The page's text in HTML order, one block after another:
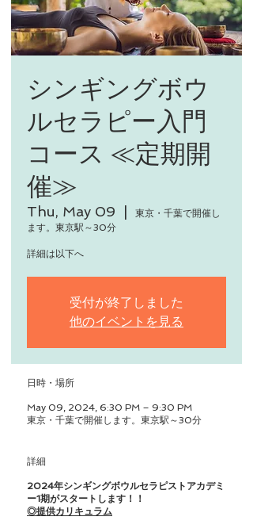
シンギングボウ
ルセラピー入門
コース ≪定期開
催≫
Thu, May 09
  |
東京・千葉で開催し
ます。東京駅～30分
詳細は以下へ
受付が終了しました
他のイベントを見る
日時・場所
May 09, 2024, 6:30 PM – 9:30 PM
東京・千葉で開催します。東京駅～30分
詳細
2024年シンギングボウルセラピストアカデミ
ー1期がスタートします！！
◎提供カリキュラム